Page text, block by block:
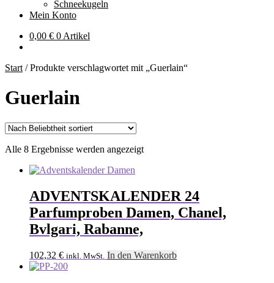
Schneekugeln
Mein Konto
0,00 € 0 Artikel
Start /Produkte verschlagwortet mit „Guerlain“
Guerlain
Alle 8 Ergebnisse werden angezeigtNach
ADVENTSKALENDER 24
Parfumproben Damen, Chanel,
Bvlgari, Rabanne,
102,32 € inkl. MwSt. In den Warenkorb